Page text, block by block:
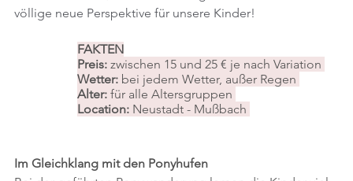
völlige neue Perspektive für unsere Kinder!
FAKTEN
Preis: zwischen 15 und 25 € je nach Variation
Wetter: bei jedem Wetter, außer Regen
Alter: für alle Altersgruppen
Location: Neustadt - Mußbach
Im Gleichklang mit den Ponyhufen